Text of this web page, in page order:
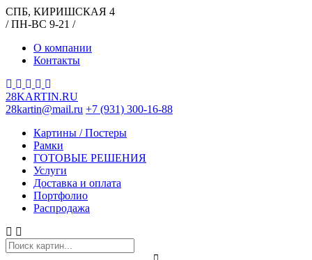
СПБ, КИРИШСКАЯ 4
/ ПН-ВС 9-21 /
О компании
Контакты
28KARTIN.RU
28kartin@mail.ru +7 (931) 300-16-88
Картины / Постеры
Рамки
ГОТОВЫЕ РЕШЕНИЯ
Услуги
Доставка и оплата
Портфолио
Распродажа